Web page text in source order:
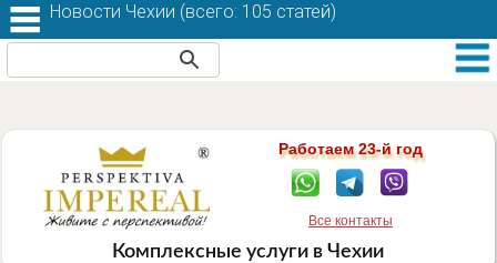
Работаем 23-й год
Все контакты
Комплексные услуги в Чехии
Новости Чехии (всего: 105 статей)